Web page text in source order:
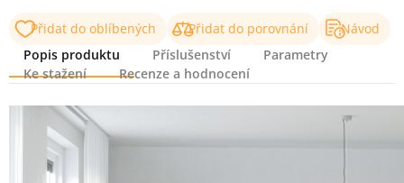
Přidat do oblíbených Přidat do porovnání
Návod
Popis produktu
Příslušenství
Parametry
Ke stažení
Recenze a hodnocení
Popis produktu